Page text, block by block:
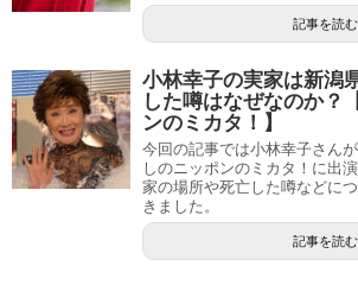
記事を読む
小林幸子の実家は新潟
した噂はなぜなのか？
ンのミカタ！】
今回の記事では小林幸子さん
しのニッポンのミカタ！に出
家の場所や死亡した噂などに
きました。
記事を読む